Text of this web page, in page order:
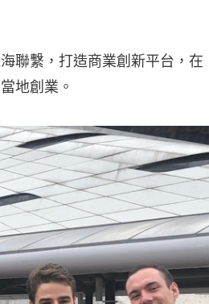
聯繫，打造商業創新平台，在
地創業。